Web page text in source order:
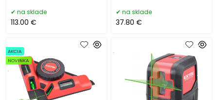
na sklade
113.00 €
na sklade
37.80 €
AKCIA
NOVINKA
.
.